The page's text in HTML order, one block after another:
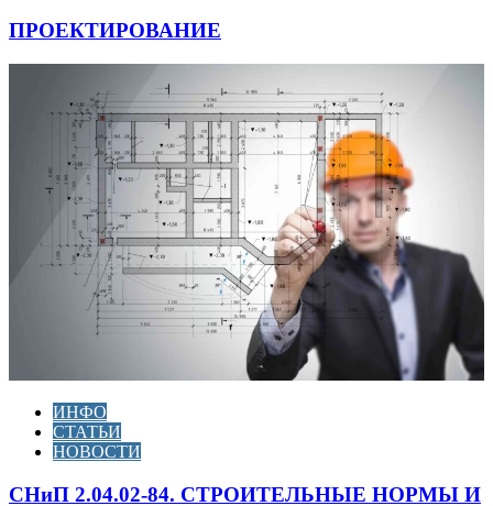
ПРОЕКТИРОВАНИЕ
ИНФО
СТАТЬИ
НОВОСТИ
СНиП 2.04.02-84. СТРОИТЕЛЬНЫЕ НОРМЫ И